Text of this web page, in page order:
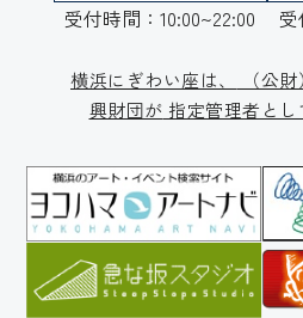
受付時間：10:00~22:00
横浜にぎわい座は、
（公
興財団が 指定管理者と